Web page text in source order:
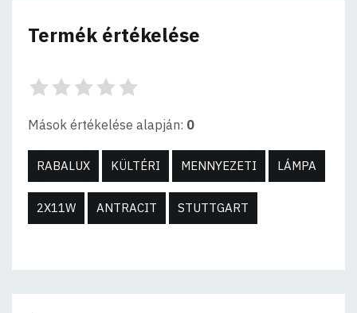
Termék értékelése
Mások értékelése alapján: 0
RABALUX KÜLTÉRI MENNYEZETI LÁMPA
2X11W ANTRACIT STUTTGART